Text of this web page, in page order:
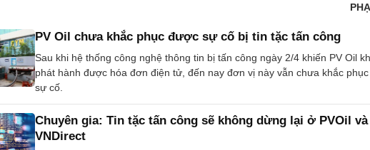
PV Oil chưa khắc phục được sự cố bị tin tặc tấn công
Sau khi hệ thống công nghệ thông tin bị tấn công ngày 2/4 khiến PV Oil
phát hành được hóa đơn điện tử, đến nay đơn vị này vẫn chưa khắc
sự cố.
Chuyên gia: Tin tặc tấn công sẽ không dừng lại ở PVOil và
VNDirect